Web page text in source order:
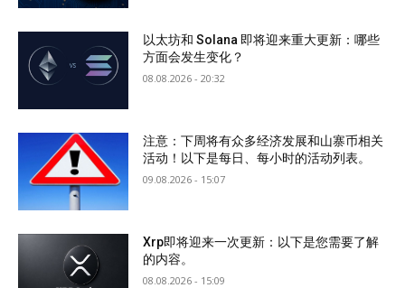
以太坊和 Solana 即将迎来重大更新：哪些
方面会发生变化？
08.08.2026 - 20:32
注意：下周将有众多经济发展和山寨币相关
活动！以下是每日、每小时的活动列表。
09.08.2026 - 15:07
Xrp即将迎来一次更新：以下是您需要了解
的内容。
08.08.2026 - 15:09